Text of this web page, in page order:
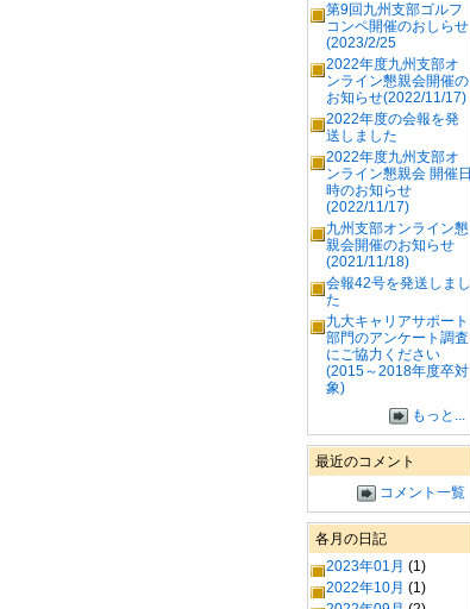
第9回九州支部ゴルフ
コンペ開催のおしらせ
(2023/2/25
2022年度九州支部オ
ンライン懇親会開催の
お知らせ(2022/11/17)
2022年度の会報を発
送しました
2022年度九州支部オ
ンライン懇親会 開催日
時のお知らせ
(2022/11/17)
九州支部オンライン懇
親会開催のお知らせ
(2021/11/18)
会報42号を発送しまし
た
九大キャリアサポート
部門のアンケート調査
にご協力ください
(2015～2018年度卒対
象)
もっと...
最近のコメント
コメント一覧
各月の日記
2023年01月 (1)
2022年10月 (1)